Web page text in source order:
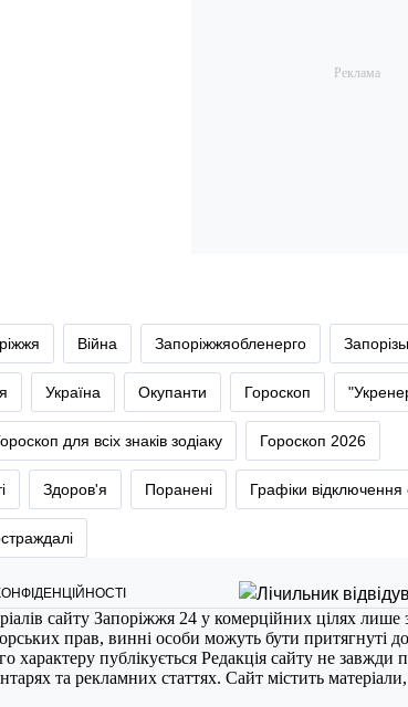
Війна Запоріжжяобленерго
Україна Окупанти Гороскоп
для всіх знаків зодіаку Гороскоп 2026
Здоров'я Поранені Графіки відключення
сайту Запоріжжя 24 у комерційних цілях лише
прав, винні особи можуть бути притягнуті до
характеру публікується Редакція сайту не завжди
та рекламних статтях. Сайт містить